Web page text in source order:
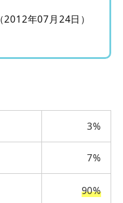
（2012年07月24日）
3%
7%
90%